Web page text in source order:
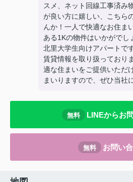
スメ、ネット回線工事済み
が良い方に嬉しい、こちら
んか！一人で快適なお住ま
ある1Kの物件はいかがでし
北里大学生向けアパートで
賃貸情報を取り扱っており
適な住まいをご提供いただ
まいりますので、ぜひ当社
無料 LINEからお
無料 お問い